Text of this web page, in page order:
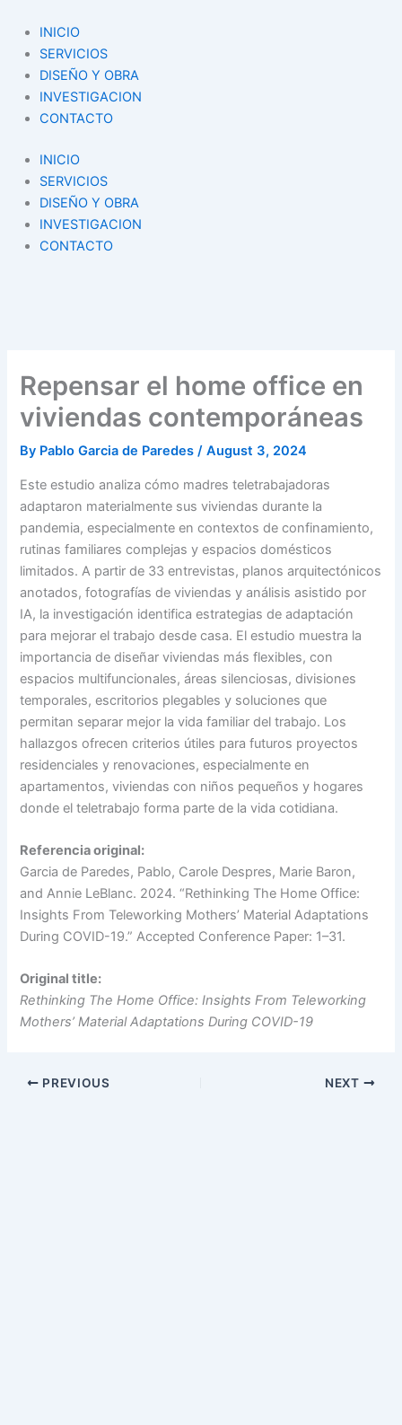
content
INICIO
SERVICIOS
DISEÑO Y OBRA
INVESTIGACION
CONTACTO
INICIO
SERVICIOS
DISEÑO Y OBRA
INVESTIGACION
CONTACTO
Repensar el home office en
viviendas contemporáneas
By Pablo Garcia de Paredes/August 3, 2024
Este estudio analiza cómo madres teletrabajadoras
adaptaron materialmente sus viviendas durante la
pandemia, especialmente en contextos de confinamiento,
rutinas familiares complejas y espacios domésticos
limitados. A partir de 33 entrevistas, planos arquitectónicos
anotados, fotografías de viviendas y análisis asistido por
IA, la investigación identifica estrategias de adaptación
para mejorar el trabajo desde casa. El estudio muestra la
importancia de diseñar viviendas más flexibles, con
espacios multifuncionales, áreas silenciosas, divisiones
temporales, escritorios plegables y soluciones que
permitan separar mejor la vida familiar del trabajo. Los
hallazgos ofrecen criterios útiles para futuros proyectos
residenciales y renovaciones, especialmente en
apartamentos, viviendas con niños pequeños y hogares
donde el teletrabajo forma parte de la vida cotidiana.
Referencia original:
Garcia de Paredes, Pablo, Carole Despres, Marie Baron,
and Annie LeBlanc. 2024. “Rethinking The Home Office:
Insights From Teleworking Mothers’ Material Adaptations
During COVID-19.” Accepted Conference Paper: 1–31.
Original title:
Rethinking The Home Office: Insights From Teleworking
Mothers’ Material Adaptations During COVID-19
PREVIOUS NEXT